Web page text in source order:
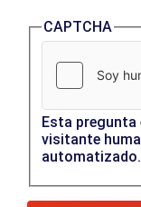
CAPTCHA
Esta pregunta
visitante
automatizado.